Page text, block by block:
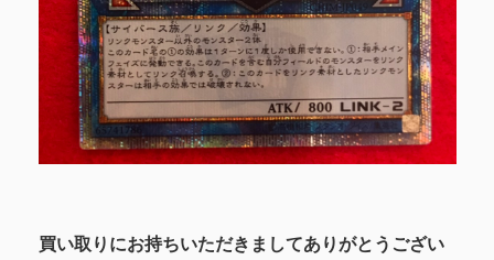
買い取りにお持ちいただきましてありがとうござい